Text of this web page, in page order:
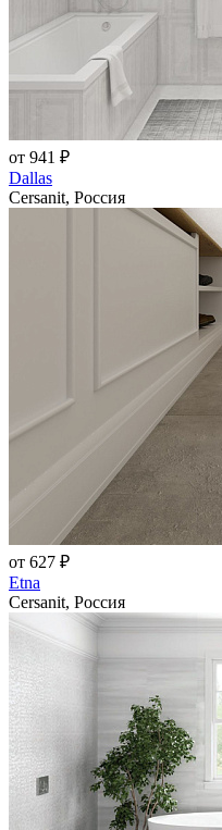
от 941 ₽
Dallas
Cersanit, Россия
от 627 ₽
Etna
Cersanit, Россия